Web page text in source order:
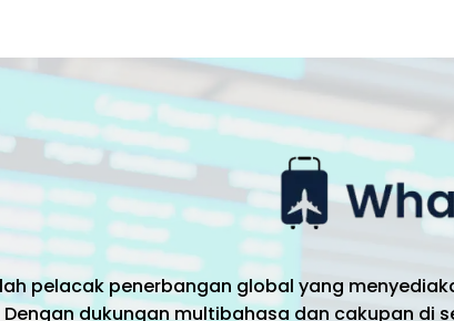
pelacak penerbangan global yang
dukungan multibahasa dan cakupan di